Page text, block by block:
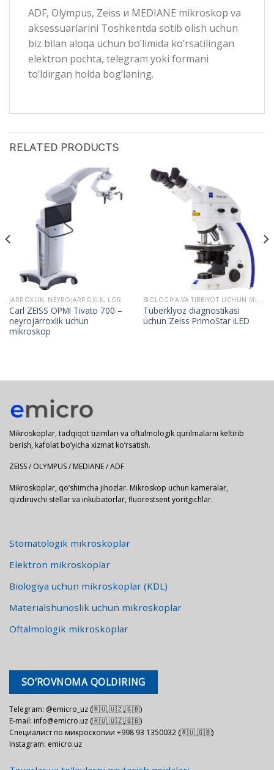
ADF, Olympus, Zeiss и MEDIANE mikroskop va
aksessuarlarini Toshkentda sotib olish uchun
biz bilan aloqa uchun bo’limida ko’rsatilingan
elektron pochta, telegram yoki formani
to’ldirgan holda bog’laning.
RELATED PRODUCTS
JARROXLIK, NEYROJARROXLK, LOR
Carl ZEISS OPMI Tivato 700 –
neyrojarroxlik uchun
mikroskop
BIOLOGIYA VA TIBBIYOT UCHUN MIKROSKOPLAR
Tuberklyoz diagnostikasi
uchun Zeiss PrimoStar iLED
Mikroskoplar, tadqiqot tizimlari va oftalmologik qurilmalarni keltirib
berish, kafolat bo’yicha xizmat ko’rsatish.
ZEISS / OLYMPUS / MEDIANE / ADF
Mikroskoplar, qo’shimcha jihozlar. Mikroskop uchun kameralar,
qizdiruvchi stellar va inkubatorlar, fluorestsent yoritgichlar.
Stomatologik mikroskoplar
Elektron mikroskoplar
Biologiya uchun mikroskoplar (KDL)
Materialshunoslik uchun mikroskoplar
Oftalmologik mikroskoplar
SO’ROVNOMA QOLDIRING
Telegram: @emicro_uz (🇷🇺,🇺🇿,🇬🇧)
E-mail: info@emicro.uz (🇷🇺,🇺🇿,🇬🇧)
Специалист по микроскопии +998 93 1350032 (🇷🇺,🇬🇧)
Instagram: emicro.uz